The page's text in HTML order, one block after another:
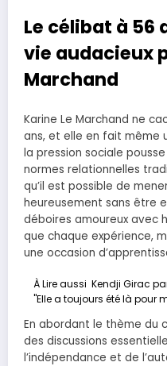
Le célibat à 56
vie audacieux
Marchand
Karine Le Marchand ne
ans, et elle en fait même
la pression sociale
normes relationnelles
qu’il est possible de
heureusement sans être
déboires amoureux avec
que chaque expérience,
une occasion
À Lire aussi Kendji Girac
"Elle a toujours été là pour
En abordant le thème du
des discussions
l’indépendance et de